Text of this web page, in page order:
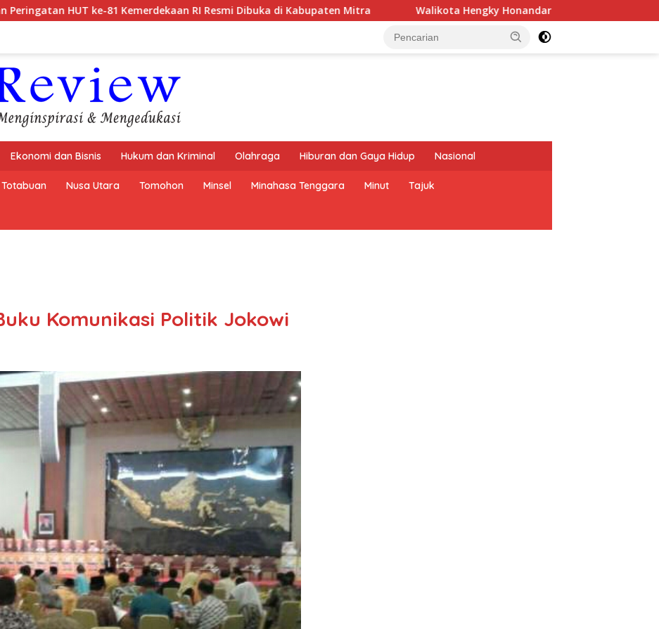
Kemerdekaan RI Resmi Dibuka di Kabupaten Mitra Walikota Hengky Honandar Serukan Kobarkan Semangat Harmonisasi
Ekonomi dan Bisnis Hukum dan Kriminal Olahraga Hiburan dan Gaya Hidup Nasional
Totabuan Nusa Utara Tomohon Minsel Minahasa Tenggara Minut Tajuk
Komunikasi Politik Jokowi